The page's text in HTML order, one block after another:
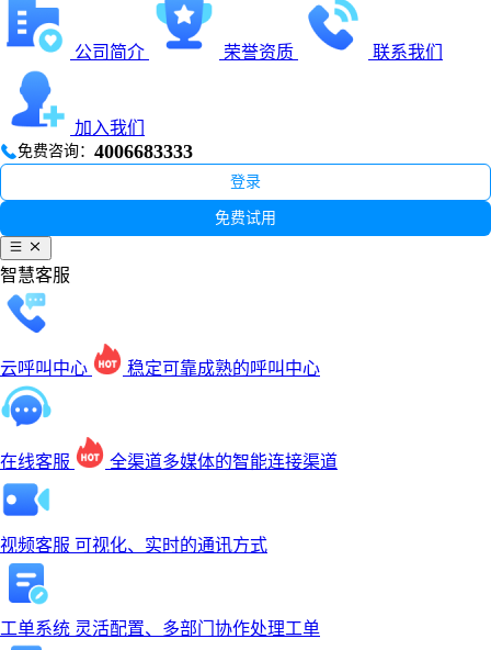
公司简介 荣誉资质 联系我们
加入我们
免费咨询： 4006683333
登录
免费试用
智慧客服
云呼叫中心 稳定可靠成熟的呼叫中心
在线客服 全渠道多媒体的智能连接渠道
视频客服 可视化、实时的通讯方式
工单系统 灵活配置、多部门协作处理工单